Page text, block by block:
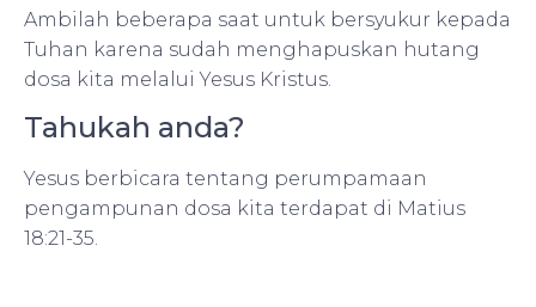
Ambilah beberapa saat untuk bersyukur kepada
Tuhan karena sudah menghapuskan hutang
dosa kita melalui Yesus Kristus.
Tahukah anda?
Yesus berbicara tentang perumpamaan
pengampunan dosa kita terdapat di Matius
18:21-35.